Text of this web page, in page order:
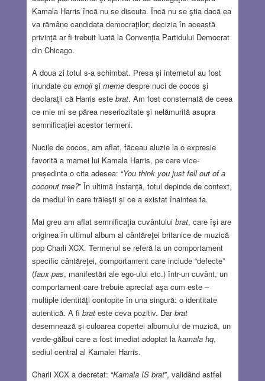
Kamala Harris încă nu se discuta. Încă nu se ştia dacă ea
va rămâne candidata democraţilor; decizia în această
privinţă ar fi trebuit luată la Convenţia Partidului Democrat
din Chicago.
A doua zi totul s-a schimbat. Presa și internetul au fost
inundate cu emojişi memedespre nuci de cocos şi
declaraţii că Harris este brat. Am fost consternată de ceea
ce mie mi se părea neseriozitate şi nelămurită asupra
semnificației acestor termeni.
Nucile de cocos, am aflat, făceau aluzie la o expresie
favorită a mamei lui Kamala Harris, pe care vice-
președinta o cita adesea: “You think you just fell out of a
coconut tree?” În ultimă instanță, totul depinde de context,
de mediul în care trăieşti și ce a existat înaintea ta.
Mai greu am aflat semnificaţia cuvântului brat, care îşi are
originea în ultimul album al cântăreţei britanice de muzică
pop Charli XCX. Termenul se referă la un comportament
specific cântăreţei, comportament care include “defecte”
(faux pas, manifestări ale ego-ului etc.) într-un cuvȃnt, un
comportament care trebuie apreciat aşa cum este –
multiple identităţi contopite în una singură: o identitate
autentică. A fi brateste ceva pozitiv. Darbrat
desemnează și culoarea copertei albumului de muzică, un
verde-gălbui care a fost imediat adoptat la kamala hq,
sediul central al Kamalei Harris.
Charli XCX a decretat: “Kamala IS brat”, validȃnd astfel